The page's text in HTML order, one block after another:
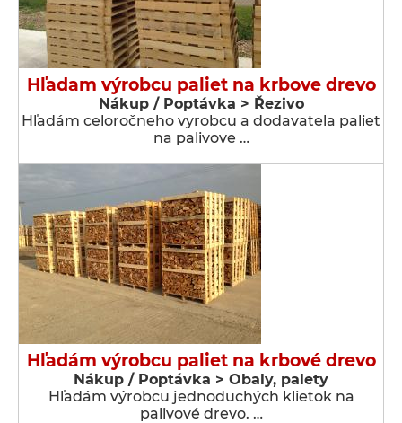
Hľadam výrobcu paliet na krbove drevo
Nákup / Poptávka > Řezivo
Hľadám celoročneho vyrobcu a dodavatela paliet
na palivove …
Hľadám výrobcu paliet na krbové drevo
Nákup / Poptávka > Obaly, palety
Hľadám výrobcu jednoduchých klietok na
palivové drevo. …